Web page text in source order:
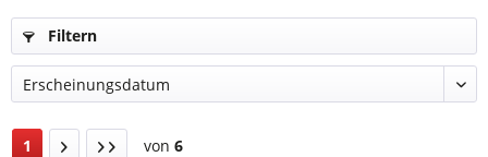
Filtern
1 von 6